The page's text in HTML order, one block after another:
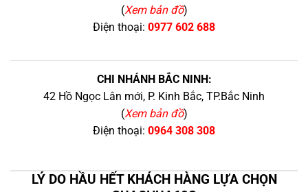
(Xem bản đồ)
Điện thoại: 0977 602 688
CHI NHÁNH BẮC NINH:
42 Hồ Ngọc Lân mới, P. Kinh Bắc, TP.Bắc Ninh
(Xem bản đồ)
Điện thoại: 0964 308 308
LÝ DO HẦU HẾT KHÁCH HÀNG LỰA CHỌN